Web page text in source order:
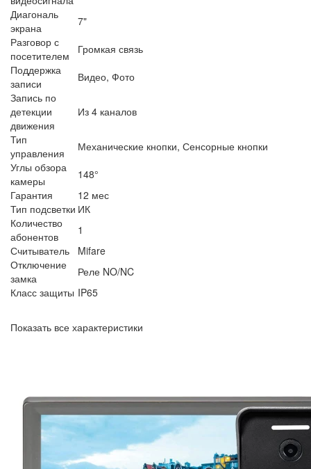
Диагональ
экрана
7"
Разговор с
посетителем
Громкая связь
Поддержка
записи
Видео, Фото
Запись по
детекции
движения
Из 4 каналов
Тип
управления
Механические кнопки, Сенсорные кнопки
Углы обзора
камеры
148°
Гарантия
12 мес
Тип подсветки ИК
Количество
абонентов
1
Считыватель
Mifare
Отключение
замка
Реле NO/NC
Класс защиты IP65
Показать все характеристики